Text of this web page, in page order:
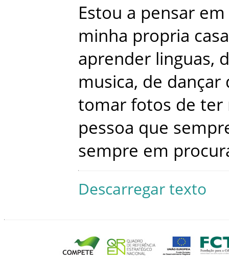
Estou a pensar em
minha propria casa
aprender linguas,
musica, de dançar
tomar fotos de ter
pessoa que
sempre em
Descarregar texto